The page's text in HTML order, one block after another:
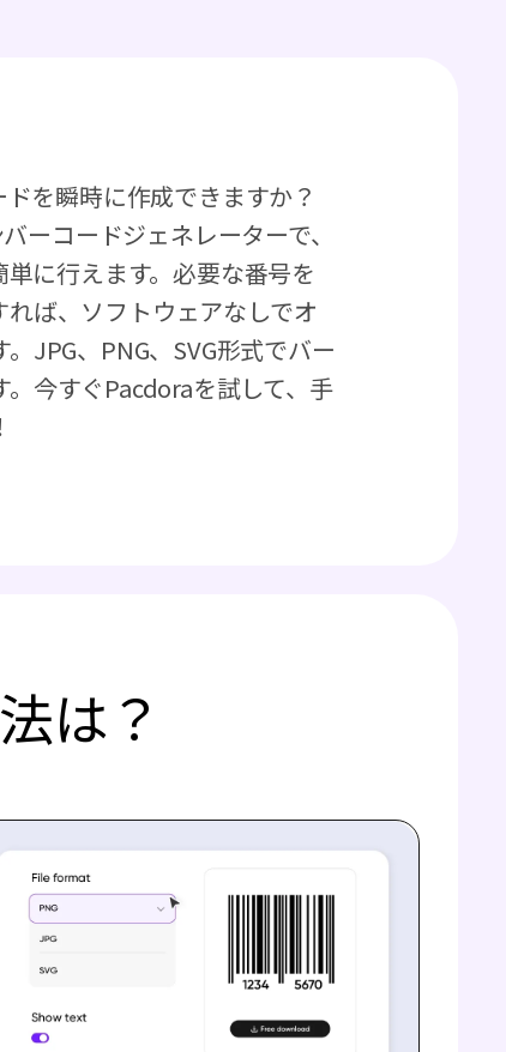
を瞬時に作成できますか？
ーコードジェネレーターで、
に行えます。必要な番号を
ば、ソフトウェアなしでオ
JPG、PNG、SVG形式でバー
今すぐPacdoraを試して、手
は？